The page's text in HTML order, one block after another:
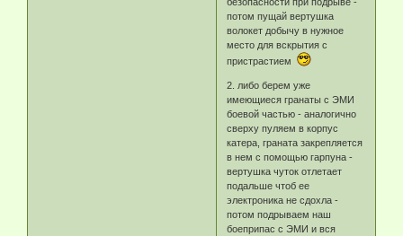
потом пущай вертушка
волокет добычу в нужное
место для вскрытия с
пристрастием
2. либо берем уже
имеющиеся гранаты с ЭМИ
боевой частью - аналогично
сверху пуляем в корпус
катера, граната закрепляется
в нем с помощью гарпуна -
вертушка чуток отлетает
подальше чтоб ее
электроника не сдохла -
потом подрываем наш
боеприпас с ЭМИ и вся